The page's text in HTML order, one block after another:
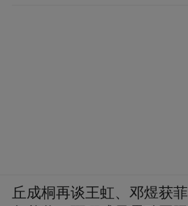
丘成桐再谈王虹、邓煜获菲